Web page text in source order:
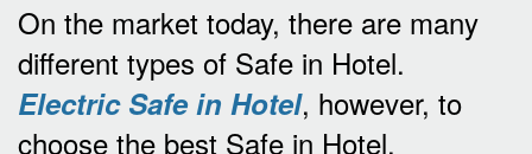
On the market today, there are many
different types of Safe in Hotel.
Electric Safe in Hotel, however, to
choose the best Safe in Hotel,